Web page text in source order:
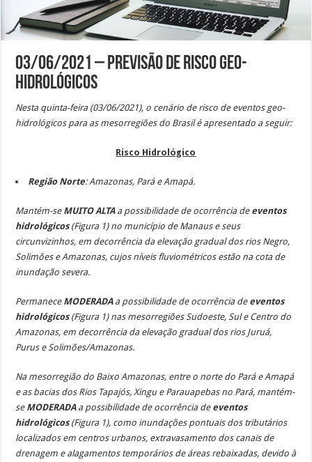
03/06/2021 – Previsão de Risco Geo-
Hidrológicos
Nesta quinta-feira (03/06/2021), o cenário de risco de eventos geo-
hidrológicos para as mesorregiões do Brasil é apresentado a seguir:
Risco Hidrológico
Região Norte: Amazonas, Pará e Amapá.
Mantém-se MUITO ALTA a possibilidade de ocorrência de eventos
hidrológicos(Figura 1) no município de Manaus e seus
circunvizinhos, em decorrência da elevação gradual dos rios Negro,
Solimões e Amazonas, cujos níveis fluviométricos estão na cota de
inundação severa.
Permanece MODERADAa possibilidade de ocorrência de eventos
hidrológicos(Figura 1) nas mesorregiões Sudoeste, Sul e Centro do
Amazonas, em decorrência da elevação gradual dos rios Juruá,
Purus e Solimões/Amazonas.
Na mesorregião do Baixo Amazonas, entre o norte do Pará e Amapá
e as bacias dos Rios Tapajós, Xingu e Parauapebas no Pará, mantém-
se MODERADAa possibilidade de ocorrência de eventos
hidrológicos(Figura 1), como inundações pontuais dos tributários
localizados em centros urbanos, extravasamento dos canais de
drenagem e alagamentos temporários de áreas rebaixadas, devido à